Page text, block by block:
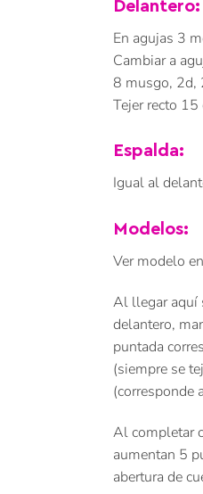
En agujas 3
Cambiar a
8 musgo, 2d,
Tejer recto
Espalda:
Igual al
Modelos:
Ver modelo
Al llegar aquí
delantero,
puntada
(siempre se
(corresponde
Al completar
aumentan 5
abertura de